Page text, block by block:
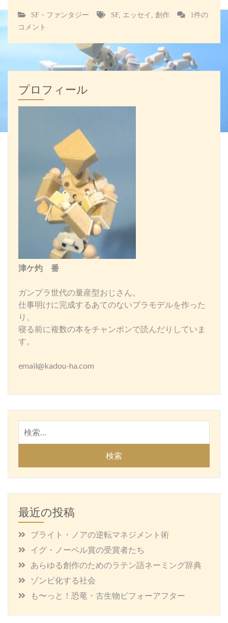
SF・ファンタジー SF, エッセイ , 創作
新
翻
訳
講
1件の
コメント
プロフィール
津ケ灼 番
ガンプラ世代の量産型おじさん。
仕事明けに完成するあてのないプラモデルを作った
り、
寝る前に複数の本をチャンポンで読んだりしていま
す。
email@kadou-ha.com
索:
最近の投稿
ブライト・ノアの逆転マネジメント術
イグ・ノーベル賞の受賞者たち
あらゆる創作のためのラテン語ネーミング辞典
ゾンビ化する社会
も〜っと！恐竜・古生物ビフォーアフター